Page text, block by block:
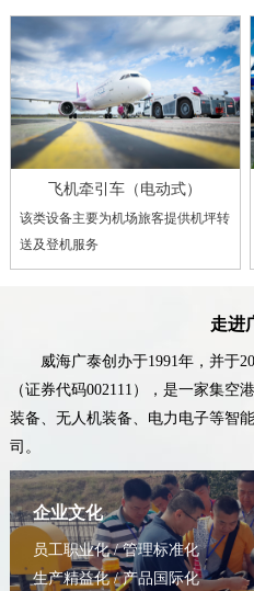
飞机牵引车（电动式）
该类设备主要为机场旅客提供机坪转
送及登机服务
走进
威海广泰创办于1991年，并于
（证券代码002111），是一家集空
装备、无人机装备、电力电子等智
司。
企业文化
员工职业化 / 管理标准化
生产精益化 / 产品国际化